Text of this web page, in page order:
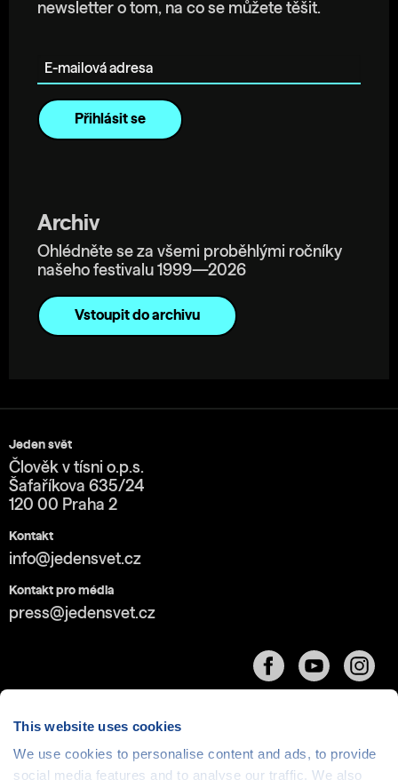
This website uses cookies
We use cookies to personalise content and ads, to provide
social media features and to analyse our traffic. We also
newsletter o tom, na co se můžete těšit.
Archiv
Ohlédněte se za všemi proběhlými ročníky
našeho festivalu 1999—2026
Vstoupit do archivu
Jeden svět
Člověk v tísni o.p.s.
Šafaříkova 635/24
120 00 Praha 2
Kontakt
info@jedensvet.cz
Kontakt pro média
press@jedensvet.cz
Cookies| © 1999-2026 Člověk v tísni o.p.s., web běží